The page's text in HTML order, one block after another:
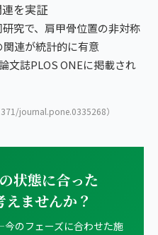
を実証
究で、肩甲骨位置の非対称
連が統計的に有意
文誌PLOS ONEに掲載され
journal.pone.0335268）
状態に合った
ませんか？
のフェーズに合わせた施